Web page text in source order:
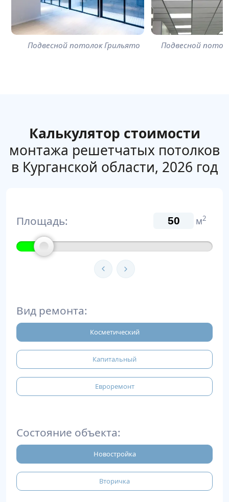
Подвесной потолок Грильято Подвесной
Калькулятор стоимости
монтажа решетчатых потолков
в Курганской области, 2026 год
Площадь: м2
Вид ремонта:
Косметический
Капитальный
Евроремонт
Состояние объекта:
Новостройка
Вторичка